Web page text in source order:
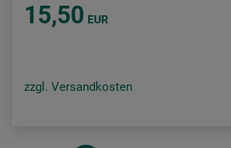
15,50 EUR
zzgl. Versandkosten